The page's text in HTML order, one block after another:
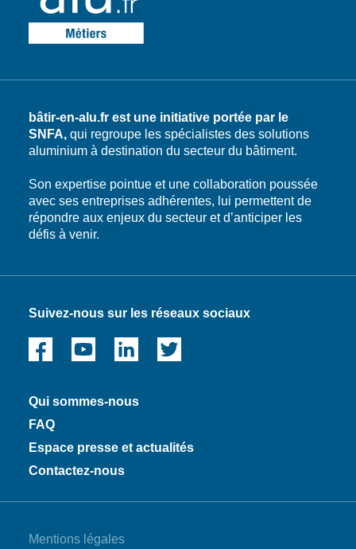
bâtir-en-alu.fr est une initiative portée par le
SNFA, qui regroupe les spécialistes des solutions
aluminium à destination du secteur du bâtiment.
Son expertise pointue et une collaboration poussée
avec ses entreprises adhérentes, lui permettent de
répondre aux enjeux du secteur et d’anticiper les
défis à venir.
Suivez-nous sur les réseaux sociaux
Qui sommes-nous
FAQ
Espace presse et actualités
Contactez-nous
Mentions légales